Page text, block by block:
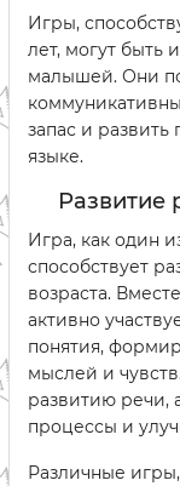
Игры,
лет, могут быть
малышей. Они
запас и
языке.
Развитие
Игра, как один
способствует
возраста.
активно
понятия,
мыслей и
развитию речи,
процессы и
Различные